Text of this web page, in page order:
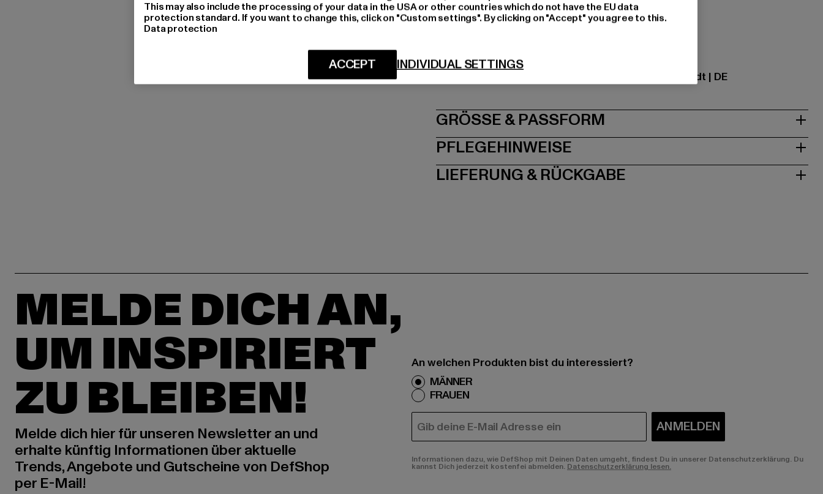
Materialzusammensetzung: 100% Baumwolle
Hersteller: TB International GmbH |
Dr.-Robert-Murjahn-Straße 7 | 64372 Ober-Ramstadt | DE
GRÖSSE & PASSFORM
PFLEGEHINWEISE
LIEFERUNG & RÜCKGABE
MELDE DICH AN,
UM INSPIRIERT
ZU BLEIBEN!
Melde dich hier für unseren Newsletter an und
erhalte künftig Informationen über aktuelle
Trends, Angebote und Gutscheine von DefShop
per E-Mail!
An welchen Produkten bist du interessiert?
MÄNNER
FRAUEN
E-MAIL ANMELDEN
Informationen dazu, wie DefShop mit Deinen Daten umgeht, findest Du in unserer Datenschutzerklärung. Du
kannst Dich jederzeit kostenfei abmelden. Datenschutzerklärung lesen.
This may also include the processing of your data in the USA or other countries which do not have the EU data
protection standard. If you want to change this, click on "Custom settings". By clicking on "Accept" you agree to this.
Data protection
INDIVIDUAL SETTINGS
ACCEPT